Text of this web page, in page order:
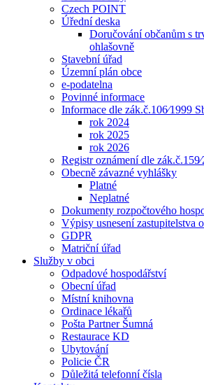
Czech POINT
Úřední deska
Doručování občanům s
ohlašovně
Stavební úřad
Územní plán obce
e-podatelna
Povinné informace
Informace dle zák.č.106⁄1999
rok 2024
rok 2025
rok 2026
Registr oznámení dle
Obecně závazné vyhlášky
Platné
Neplatné
Dokumenty rozpočtového
Výpisy usnesení zastupitelstva
GDPR
Matriční úřad
Služby v obci
Odpadové hospodářství
Obecní úřad
Místní knihovna
Ordinace lékařů
Pošta Partner Šumná
Restaurace KD
Ubytování
Policie ČR
Důležitá telefonní čísla